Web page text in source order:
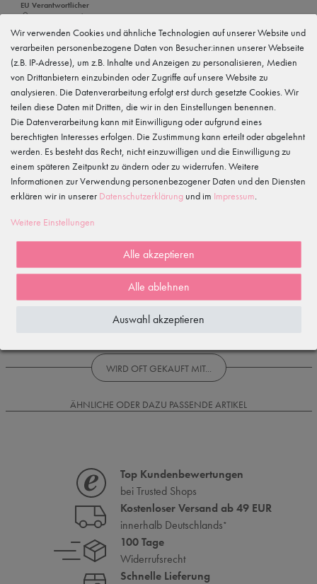
EU Verantwortlicher
tanzmuster GmbH
Gewerbeparkring 2, 15299 Müllrose, Deutschland
service@tanzmuster.de
033606-779250
Hersteller
Gewerbeparkring 2, 15299 Müllrose, Deutschland
service@tanzmuster.de
033606-779250
Merkmale
5
3
1
WIRD OFT GEKAUFT MIT...
ÄHNLICHE ODER DAZU PASSENDE ARTIKEL
Top Kundenbewertungen
bei Trusted Shops
Kostenloser Versand ab 49 EUR
innerhalb Deutschlands*
100 Tage
Widerrufsrecht
Schnelle Lieferung
Wir verwenden Cookies und ähnliche Technologien auf unserer Website und
verarbeiten personenbezogene Daten von Besucher:innen unserer Webseite
(z.B. IP-Adresse), um z.B. Inhalte und Anzeigen zu personalisieren, Medien
von Drittanbietern einzubinden oder Zugriffe auf unsere Website zu
analysieren. Die Datenverarbeitung erfolgt erst durch gesetzte Cookies. Wir
teilen diese Daten mit Dritten, die wir in den Einstellungen benennen.
Die Datenverarbeitung kann mit Einwilligung oder aufgrund eines
berechtigten Interesses erfolgen. Die Zustimmung kann erteilt oder abgelehnt
werden. Es besteht das Recht, nicht einzuwilligen und die Einwilligung zu
einem späteren Zeitpunkt zu ändern oder zu widerrufen. Weitere
Informationen zur Verwendung personenbezogener Daten und den Diensten
erklären wir in unserer Daten­schutz­erklärung und im Impressum
Weitere Einstellungen
Alle akzeptieren
Alle ablehnen
Auswahl akzeptieren